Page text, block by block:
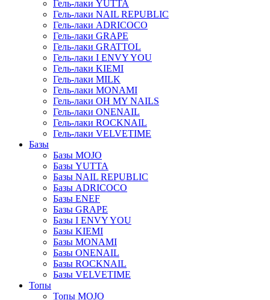
Гель-лаки YUTTA
Гель-лаки NAIL REPUBLIC
Гель-лаки ADRICOCO
Гель-лаки GRAPE
Гель-лаки GRATTOL
Гель-лаки I ENVY YOU
Гель-лаки KIEMI
Гель-лаки MILK
Гель-лаки MONAMI
Гель-лаки OH MY NAILS
Гель-лаки ONENAIL
Гель-лаки ROCKNAIL
Гель-лаки VELVETIME
Базы
Базы MOJO
Базы YUTTA
Базы NAIL REPUBLIC
Базы ADRICOCO
Базы ENEF
Базы GRAPE
Базы I ENVY YOU
Базы KIEMI
Базы MONAMI
Базы ONENAIL
Базы ROCKNAIL
Базы VELVETIME
Топы
Топы MOJO